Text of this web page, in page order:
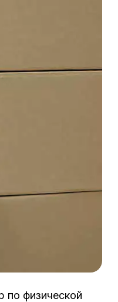
по физической